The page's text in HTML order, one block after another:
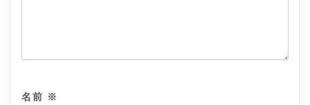
名前 ※